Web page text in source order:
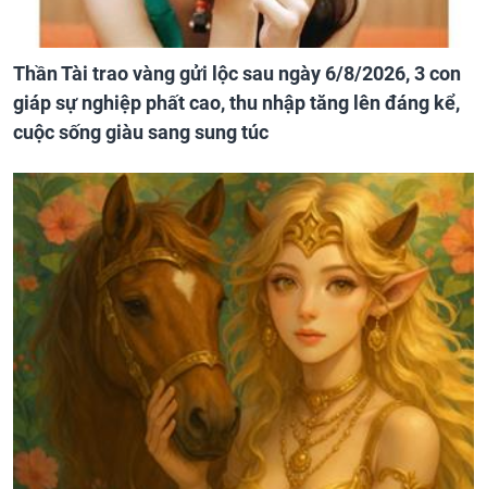
Thần Tài trao vàng gửi lộc sau ngày 6/8/2026, 3 con
giáp sự nghiệp phất cao, thu nhập tăng lên đáng kể,
cuộc sống giàu sang sung túc